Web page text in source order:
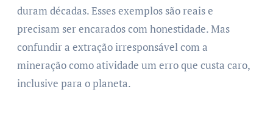
duram décadas. Esses exemplos são reais e
precisam ser encarados com honestidade. Mas
confundir a extração irresponsável com a
mineração como atividade um erro que custa caro,
inclusive para o planeta.